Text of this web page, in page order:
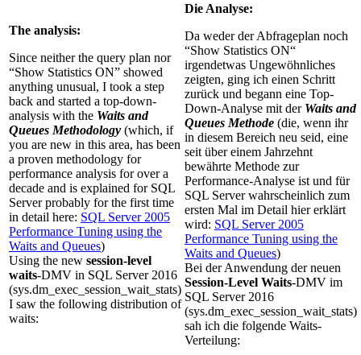
The analysis:
Since neither the query plan nor
“Show Statistics ON” showed
anything unusual, I took a step
back and started a top-down-
analysis with the Waits and
Queues Methodology (which, if
you are new in this area, has been
a proven methodology for
performance analysis for over a
decade and is explained for SQL
Server probably for the first time
in detail here: SQL Server 2005
Performance Tuning using the
Waits and Queues)
Using the new session-level
waits-DMV in SQL Server 2016
(sys.dm_exec_session_wait_stats)
I saw the following distribution of
waits:
Die Analyse:
Da weder der Abfrageplan noch
“Show Statistics ON“
irgendetwas Ungewöhnliches
zeigten, ging ich einen Schritt
zurück und begann eine Top-
Down-Analyse mit der Waits and
Queues Methode (die, wenn ihr
in diesem Bereich neu seid, eine
seit über einem Jahrzehnt
bewährte Methode zur
Performance-Analyse ist und für
SQL Server wahrscheinlich zum
ersten Mal im Detail hier erklärt
wird: SQL Server 2005
Performance Tuning using the
Waits and Queues)
Bei der Anwendung der neuen
Session-Level Waits-DMV im
SQL Server 2016
(sys.dm_exec_session_wait_stats)
sah ich die folgende Waits-
Verteilung: